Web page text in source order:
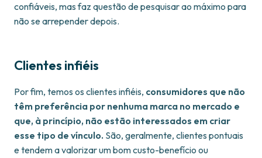
confiáveis, mas faz questão de pesquisar ao máximo para
não se arrepender depois.
Clientes infiéis
Por fim, temos os clientes infiéis, consumidores que não
têm preferência por nenhuma marca no mercado e
que, à princípio, não estão interessados em criar
esse tipo de vínculo. São, geralmente, clientes pontuais
e tendem a valorizar um bom custo-benefício ou